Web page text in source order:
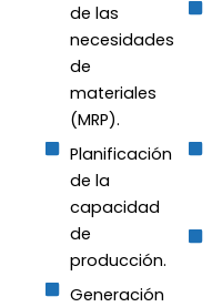
de las
necesidades
de
materiales
(MRP).
Planificación
de la
capacidad
de
producción.
Generación